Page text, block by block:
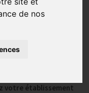
de nos
obligations
?
votre établissement